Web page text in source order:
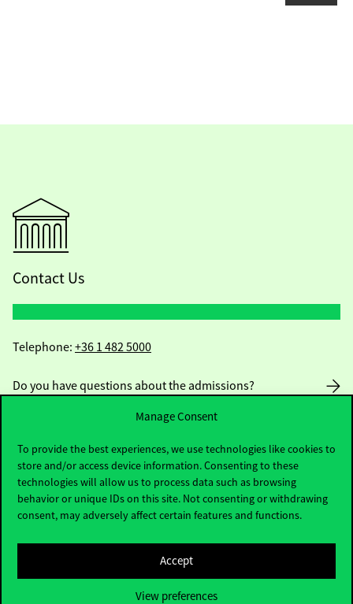
Manage Consent
To provide the best experiences, we use technologies like cookies to
store and/or access device information. Consenting to these
technologies will allow us to process data such as browsing
behavior or unique IDs on this site. Not consenting or withdrawing
consent, may adversely affect certain features and functions.
Accept
View preferences
Contact Us
Telephone: +36 1 482 5000
Do you have questions about the admissions?
For current students HUB
Press:press@uni-corvinus.hu